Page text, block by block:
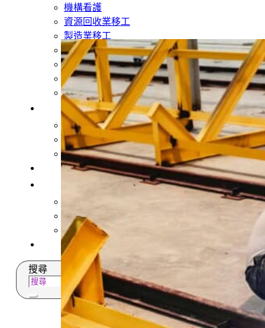
機構看護
資源回收業移工
製造業移工
白領專業移工
農業移工
營造業移工
餐飲旅宿-實習生專區
巴氏量表
「3分鐘」巴氏量表評估
巴氏量表是什麼?
多元免評
常見問題
案例分享
歷年評鑑成績
失聯協尋
搜尋